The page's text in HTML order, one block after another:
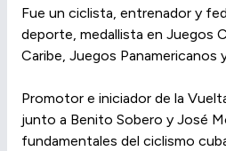
Fue un ciclista, entrenador y
deporte, medallista en Juegos
Caribe, Juegos Panamericanos
Promotor e iniciador de la
junto a Benito Sobero y José
fundamentales del ciclismo